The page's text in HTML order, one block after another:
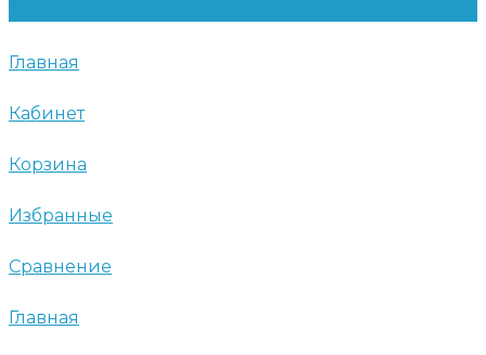
Главная
Кабинет
Корзина
Избранные
Сравнение
Главная